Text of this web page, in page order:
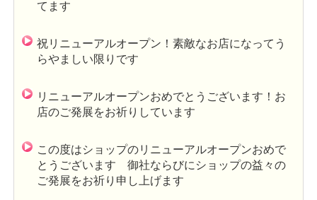
てます
祝リニューアルオープン！素敵なお店になってう
らやましい限りです
リニューアルオープンおめでとうございます！お
店のご発展をお祈りしています
この度はショップのリニューアルオープンおめで
とうございます 御社ならびにショップの益々の
ご発展をお祈り申し上げます